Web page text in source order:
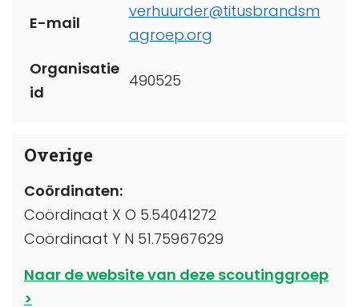
E-mail
verhuurder@titusbrandsm
agroep.org
Organisatie
id
490525
Overige
Coördinaten:
Coördinaat X O 5.54041272
Coördinaat Y N 51.75967629
Naar de website van deze scoutinggroep